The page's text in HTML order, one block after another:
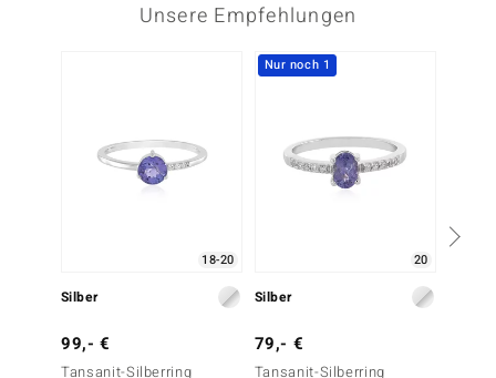
Unsere Empfehlungen
18-20
Silber
99,- €
Tansanit-Silberring
Nur noch 1
20
Silber
79,- €
Tansanit-Silberring